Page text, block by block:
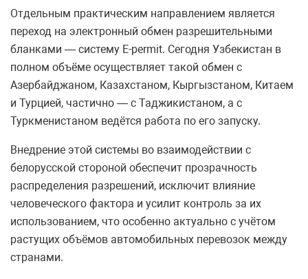
Отдельным практическим направлением является
переход на электронный обмен разрешительными
бланками — систему E-permit. Сегодня Узбекистан в
полном объёме осуществляет такой обмен с
Азербайджаном, Казахстаном, Кыргызстаном, Китаем
и Турцией, частично — с Таджикистаном, а с
Туркменистаном ведётся работа по его запуску.
Внедрение этой системы во взаимодействии с
белорусской стороной обеспечит прозрачность
распределения разрешений, исключит влияние
человеческого фактора и усилит контроль за их
использованием, что особенно актуально с учётом
растущих объёмов автомобильных перевозок между
странами.